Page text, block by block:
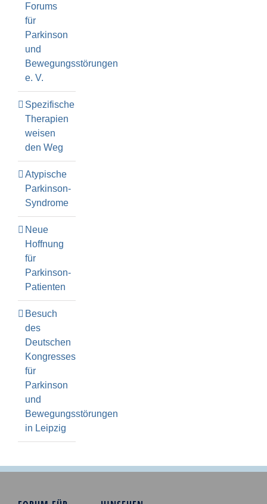
Forums
für
Parkinson
und
Bewegungsstörungen
e. V.
Spezifische
Therapien
weisen
den Weg
Atypische
Parkinson-
Syndrome
Neue
Hoffnung
für
Parkinson-
Patienten
Besuch
des
Deutschen
Kongresses
für
Parkinson
und
Bewegungsstörungen
in Leipzig